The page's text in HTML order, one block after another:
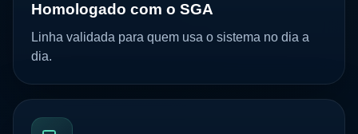
Homologado com o SGA
Linha validada para quem usa o sistema no dia a
dia.